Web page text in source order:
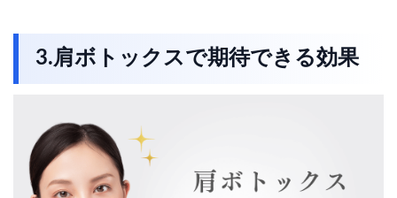
3.肩ボトックスで期待できる効果